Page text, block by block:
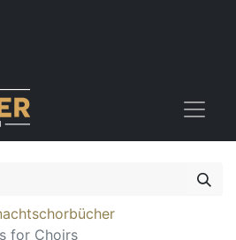
for Choirs